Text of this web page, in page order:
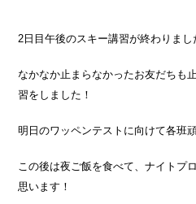
2日目午後のスキー講習が終わりまし
なかなか止まらなかったお友だちも
習をしました！
明日のワッペンテストに向けて各班
この後は夜ご飯を食べて、ナイトプ
思います！